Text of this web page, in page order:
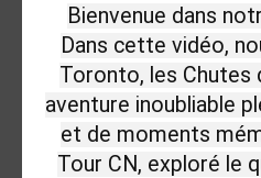
Bienvenue dans
Dans cette vidéo,
Toronto, les Chutes
aventure inoubliable
et de moments
Tour CN, exploré le